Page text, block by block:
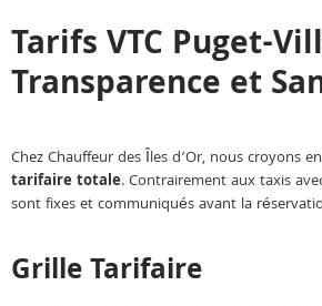
Tarifs VTC Puget-
Transparence et
Chez Chauffeur des Îles d’Or, nous croyons
tarifaire totale. Contrairement aux taxis
sont fixes et communiqués avant la
Grille Tarifaire